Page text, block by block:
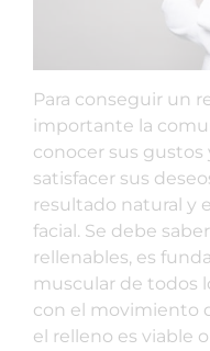
Para conseguir un
importante la
conocer sus gustos
satisfacer sus
resultado natural y
facial. Se debe
rellenables, es
muscular de todos
con el movimiento
el relleno es viable